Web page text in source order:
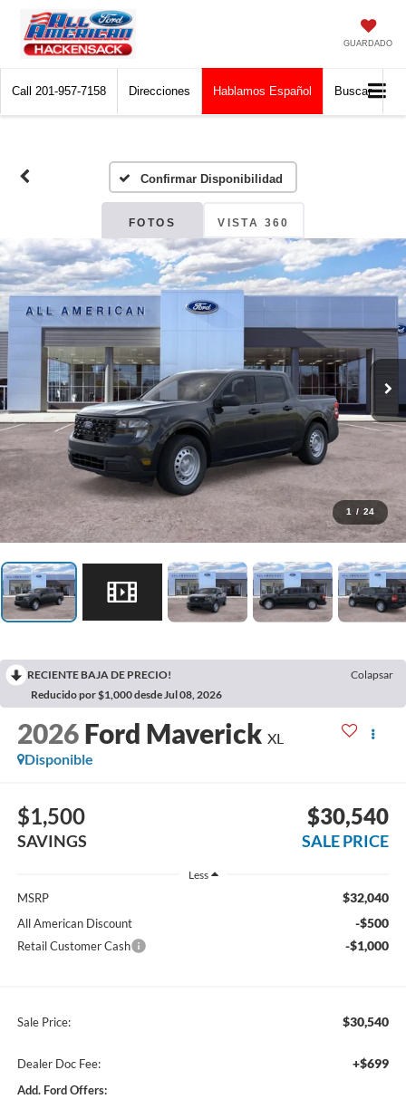
GUARDADO
Call 201-957-7158 Direcciones Hablamos Español Buscar
Confirmar Disponibilidad
FOTOS VISTA 360
1 / 24
RECIENTE BAJA DE PRECIO!
Colapsar
Reducido por $1,000 desde Jul 08, 2026
2026 Ford Maverick XL
Disponible
$1,500
SAVINGS
$30,540
SALE PRICE
Less
MSRP $32,040
All American Discount -$500
Retail Customer Cash -$1,000
Sale Price: $30,540
Dealer Doc Fee: +$699
Add. Ford Offers: